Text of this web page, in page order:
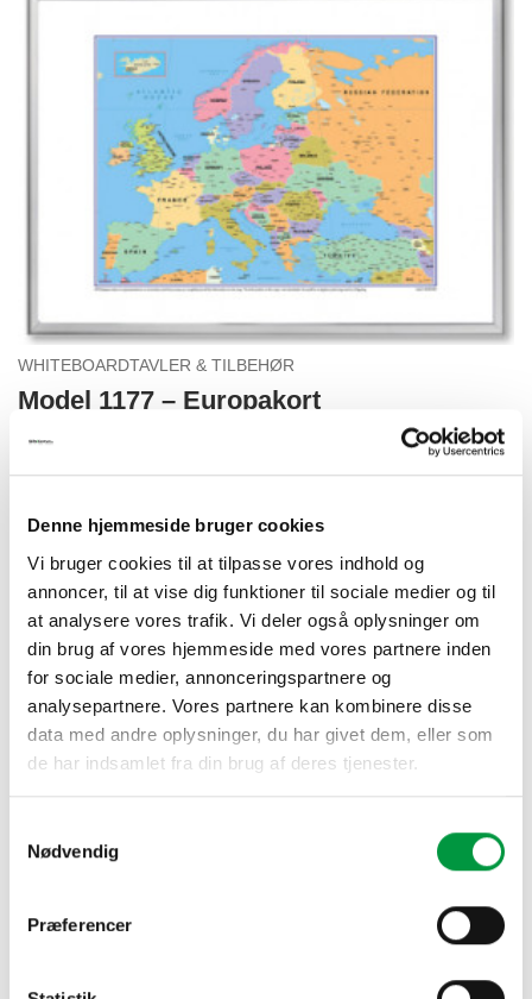
Denne hjemmeside bruger cookies
Vi bruger cookies til at tilpasse vores indhold og
annoncer, til at vise dig funktioner til sociale medier og til
at analysere vores trafik. Vi deler også oplysninger om
din brug af vores hjemmeside med vores partnere inden
for sociale medier, annonceringspartnere og
analysepartnere. Vores partnere kan kombinere disse
data med andre oplysninger, du har givet dem, eller som
de har indsamlet fra din brug af deres tjenester.
Nødvendig
Præferencer
WHITEBOARDTAVLER & TILBEHØR
Model 1177 – Europakort
kr.1.165,00
Meget holdbare fuld farve magnetiske whiteboard kort,
Med drywipe overflade og magnetisk bagplade.
Detaljerede og informative kort, der kan bruges
til tegning eller med magneter, som kan tilkøbes.
Model 1177 - Europakort antal
TILFØJ TIL KURV